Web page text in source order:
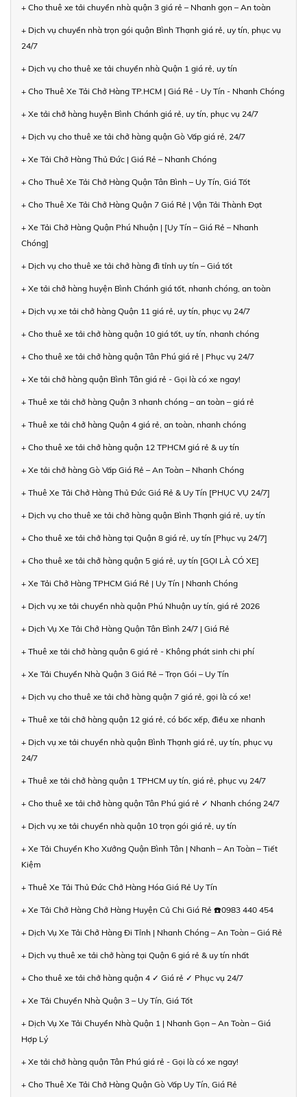
+ Cho thuê xe tải chuyển nhà quận 3 giá rẻ – Nhanh gọn – An toàn
+ Dịch vụ chuyển nhà trọn gói quận Bình Thạnh giá rẻ, uy tín, phục vụ
24/7
+ Dịch vụ cho thuê xe tải chuyển nhà Quận 1 giá rẻ, uy tín
+ Cho Thuê Xe Tải Chở Hàng TP.HCM | Giá Rẻ - Uy Tín - Nhanh Chóng
+ Xe tải chở hàng huyện Bình Chánh giá rẻ, uy tín, phục vụ 24/7
+ Dịch vụ cho thuê xe tải chở hàng quận Gò Vấp giá rẻ, 24/7
+ Xe Tải Chở Hàng Thủ Đức | Giá Rẻ – Nhanh Chóng
+ Cho Thuê Xe Tải Chở Hàng Quận Tân Bình – Uy Tín, Giá Tốt
+ Cho Thuê Xe Tải Chở Hàng Quận 7 Giá Rẻ | Vận Tải Thành Đạt
+ Xe Tải Chở Hàng Quận Phú Nhuận | [Uy Tín – Giá Rẻ – Nhanh
Chóng]
+ Dịch vụ cho thuê xe tải chở hàng đi tỉnh uy tín – Giá tốt
+ Xe tải chở hàng huyện Bình Chánh giá tốt, nhanh chóng, an toàn
+ Dịch vụ xe tải chở hàng Quận 11 giá rẻ, uy tín, phục vụ 24/7
+ Cho thuê xe tải chở hàng quận 10 giá tốt, uy tín, nhanh chóng
+ Cho thuê xe tải chở hàng quận Tân Phú giá rẻ | Phục vụ 24/7
+ Xe tải chở hàng quận Bình Tân giá rẻ - Gọi là có xe ngay!
+ Thuê xe tải chở hàng Quận 3 nhanh chóng – an toàn – giá rẻ
+ Thuê xe tải chở hàng Quận 4 giá rẻ, an toàn, nhanh chóng
+ Cho thuê xe tải chở hàng quận 12 TPHCM giá rẻ & uy tín
+ Xe tải chở hàng Gò Vấp Giá Rẻ – An Toàn – Nhanh Chóng
+ Thuê Xe Tải Chở Hàng Thủ Đức Giá Rẻ & Uy Tín [PHỤC VỤ 24/7]
+ Dịch vụ cho thuê xe tải chở hàng quận Bình Thạnh giá rẻ, uy tín
+ Cho thuê xe tải chở hàng tại Quận 8 giá rẻ, uy tín [Phục vụ 24/7]
+ Cho thuê xe tải chở hàng quận 5 giá rẻ, uy tín [GỌI LÀ CÓ XE]
+ Xe Tải Chở Hàng TPHCM Giá Rẻ | Uy Tín | Nhanh Chóng
+ Dịch vụ xe tải chuyển nhà quận Phú Nhuận uy tín, giá rẻ 2026
+ Dịch Vụ Xe Tải Chở Hàng Quận Tân Bình 24/7 | Giá Rẻ
+ Thuê xe tải chở hàng quận 6 giá rẻ - Không phát sinh chi phí
+ Xe Tải Chuyển Nhà Quận 3 Giá Rẻ – Trọn Gói – Uy Tín
+ Dịch vụ cho thuê xe tải chở hàng quận 7 giá rẻ, gọi là có xe!
+ Thuê xe tải chở hàng quận 12 giá rẻ, có bốc xếp, điều xe nhanh
+ Dịch vụ xe tải chuyển nhà quận Bình Thạnh giá rẻ, uy tín, phục vụ
24/7
+ Thuê xe tải chở hàng quận 1 TPHCM uy tín, giá rẻ, phục vụ 24/7
+ Cho thuê xe tải chở hàng quận Tân Phú giá rẻ ✓ Nhanh chóng 24/7
+ Dịch vụ xe tải chuyển nhà quận 10 trọn gói giá rẻ, uy tín
+ Xe Tải Chuyển Kho Xưởng Quận Bình Tân | Nhanh – An Toàn – Tiết
Kiệm
+ Thuê Xe Tải Thủ Đức Chở Hàng Hóa Giá Rẻ Uy Tín
+ Xe Tải Chở Hàng Chở Hàng Huyện Củ Chi Giá Rẻ ☎️0983 440 454
+ Dịch Vụ Xe Tải Chở Hàng Đi Tỉnh | Nhanh Chóng – An Toàn – Giá Rẻ
+ Dịch vụ thuê xe tải chở hàng tại Quận 6 giá rẻ & uy tín nhất
+ Cho thuê xe tải chở hàng quận 4 ✓ Giá rẻ ✓ Phục vụ 24/7
+ Xe Tải Chuyển Nhà Quận 3 – Uy Tín, Giá Tốt
+ Dịch Vụ Xe Tải Chuyển Nhà Quận 1 | Nhanh Gọn – An Toàn – Giá
Hợp Lý
+ Xe tải chở hàng quận Tân Phú giá rẻ - Gọi là có xe ngay!
+ Cho Thuê Xe Tải Chở Hàng Quận Gò Vấp Uy Tín, Giá Rẻ